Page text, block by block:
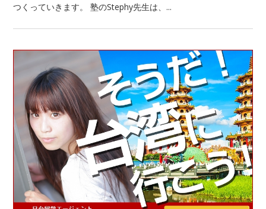
つくっていきます。 塾のStephy先生は、...